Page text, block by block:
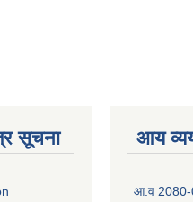
सूचना आय
आ.व 2080-